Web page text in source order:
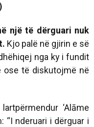
një të dërguari nuk
Kjo palë në gjirin e së
nga ky i fundit
ose të diskutojmë në
‘Alāme
“I nderuari i dërguar i